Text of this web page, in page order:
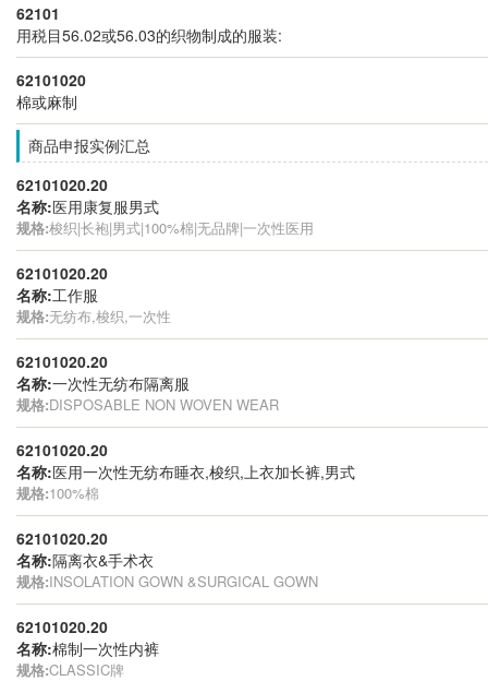
62101
用税目56.02或56.03的织物制成的服装:
62101020
棉或麻制
商品申报实例汇总
62101020.20
名称:医用康复服男式
规格:梭织|长袍|男式|100%棉|无品牌|一次性医用
62101020.20
名称:工作服
规格:无纺布,梭织,一次性
62101020.20
名称:一次性无纺布隔离服
规格:DISPOSABLE NON WOVEN WEAR
62101020.20
名称:医用一次性无纺布睡衣,梭织,上衣加长裤,男式
规格:100%棉
62101020.20
名称:隔离衣&手术衣
规格:INSOLATION GOWN &SURGICAL GOWN
62101020.20
名称:棉制一次性内裤
规格:CLASSIC牌